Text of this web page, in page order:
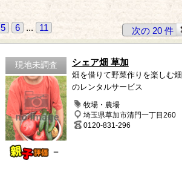
5 6 ... 11 次の 20 件
現地未調査
－
シェア畑 草加
畑を借りて野菜作りを楽しむ畑
のレンタルサービス
牧場・農場
埼玉県草加市清門一丁目260
0120-831-296